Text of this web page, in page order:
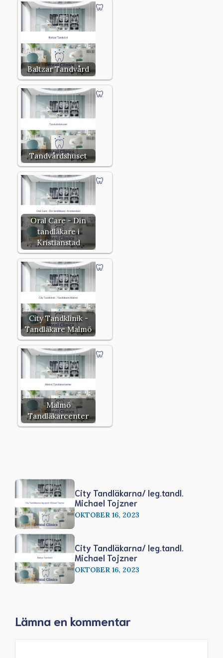
Baltzar Tandvård
Tandvårdshuset
Oral Care - Din
tandläkare i
Kristianstad
City Tandklinik -
Tandläkare Malmö
Malmö
Tandläkarcenter
City Tandläkarna/ leg.tandl.
Michael Tojzner
OKTOBER 16, 2023
City Tandläkarna/ leg.tandl.
Michael Tojzner
OKTOBER 16, 2023
Lämna en kommentar